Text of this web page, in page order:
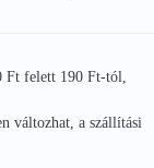
Ft felett 190 Ft-tól,
változhat, a szállítási